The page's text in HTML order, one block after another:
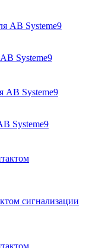
Systeme9
Systeme9
сигнализации